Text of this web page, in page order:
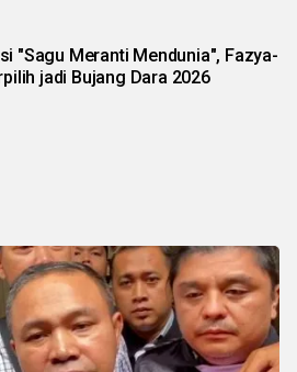
"Sagu Meranti Mendunia", Fazya-
jadi Bujang Dara 2026